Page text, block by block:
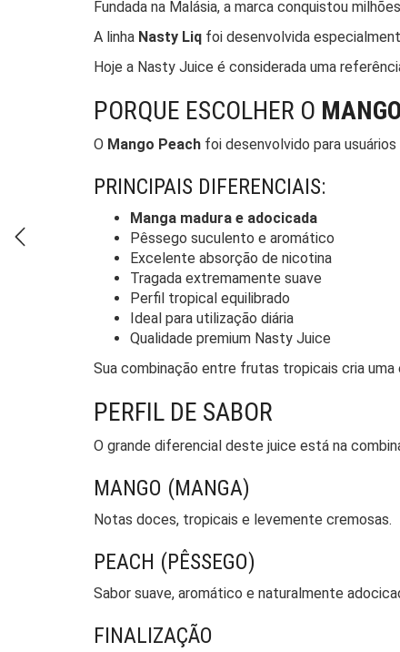
Fundada na Malásia, a marca conquistou
A linha Nasty Liq foi desenvolvida
Hoje a Nasty Juice é considerada uma
PORQUE ESCOLHER O
O Mango Peach foi desenvolvido para
PRINCIPAIS DIFERENCIAIS:
Manga madura e adocicada
Pêssego suculento e aromático
Excelente absorção de nicotina
Tragada extremamente suave
Perfil tropical equilibrado
Ideal para utilização diária
Qualidade premium Nasty Juice
Sua combinação entre frutas tropicais cria
PERFIL DE SABOR
O grande diferencial deste juice está na
MANGO (MANGA)
Notas doces, tropicais e levemente cremosas.
PEACH (PÊSSEGO)
Sabor suave, aromático e naturalmente
FINALIZAÇÃO